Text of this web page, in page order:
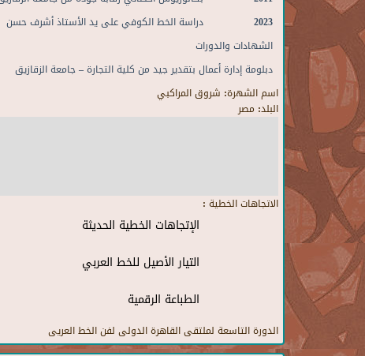
2023 دراسة الخط الكوفي على يد الأستاذ
أشرف حسن
الشهادات والدورات
دبلومة إدارة أعمال بتقدير جيد من كلية التجارة – جامعة الزقازيق
اسم الشهرة: شروق المراكبي
البلد: مصر
الاتجاهات الخطية :
الإتجاهات الخطية الحديثة
التيار الأصيل للخط العربي
الطباعة الرقمية
الدورة التاسعة لملتقى القاهرة الدولى لفن الخط العريى